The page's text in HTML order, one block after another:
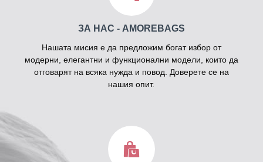
ЗА НАС - AMOREBAGS
Нашата мисия е да предложим богат избор от
модерни, елегантни и функционални модели, които да
отговарят на всяка нужда и повод. Доверете се на
нашия опит.